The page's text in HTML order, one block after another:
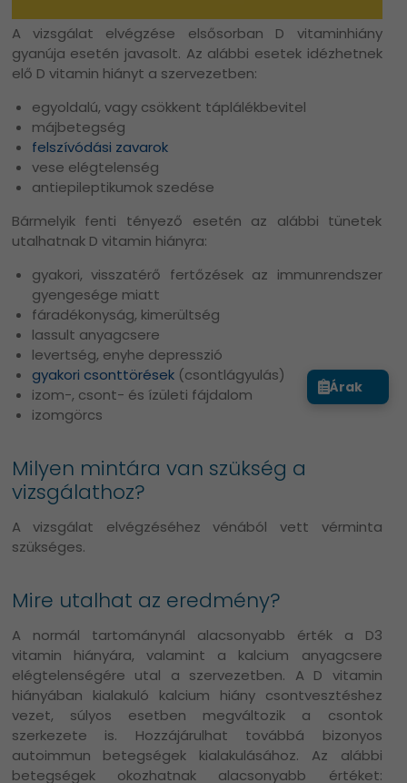
A vizsgálat elvégzése elsősorban D vitaminhiány
gyanúja esetén javasolt. Az alábbi esetek idézhetnek
elő D vitamin hiányt a szervezetben:
egyoldalú, vagy csökkent táplálékbevitel
májbetegség
felszívódási zavarok
vese elégtelenség
antiepileptikumok szedése
Bármelyik fenti tényező esetén az alábbi tünetek
utalhatnak D vitamin hiányra:
gyakori, visszatérő fertőzések az immunrendszer
gyengesége miatt
fáradékonyság, kimerültség
lassult anyagcsere
levertség, enyhe depresszió
gyakori csonttörések (csontlágyulás)
izom-, csont- és ízületi fájdalom
izomgörcs
Milyen mintára van szükség a
vizsgálathoz?
A vizsgálat elvégzéséhez vénából vett vérminta
szükséges.
Mire utalhat az eredmény?
A normál tartománynál alacsonyabb érték a D3
vitamin hiányára, valamint a kalcium anyagcsere
elégtelenségére utal a szervezetben. A D vitamin
hiányában kialakuló kalcium hiány csontvesztéshez
vezet, súlyos esetben megváltozik a csontok
szerkezete is. Hozzájárulhat továbbá bizonyos
autoimmun betegségek kialakulásához. Az alábbi
betegségek okozhatnak alacsonyabb értéket:
Árak